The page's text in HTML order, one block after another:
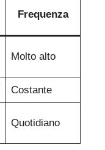
Frequenza
Molto alto
Costante
Quotidiano